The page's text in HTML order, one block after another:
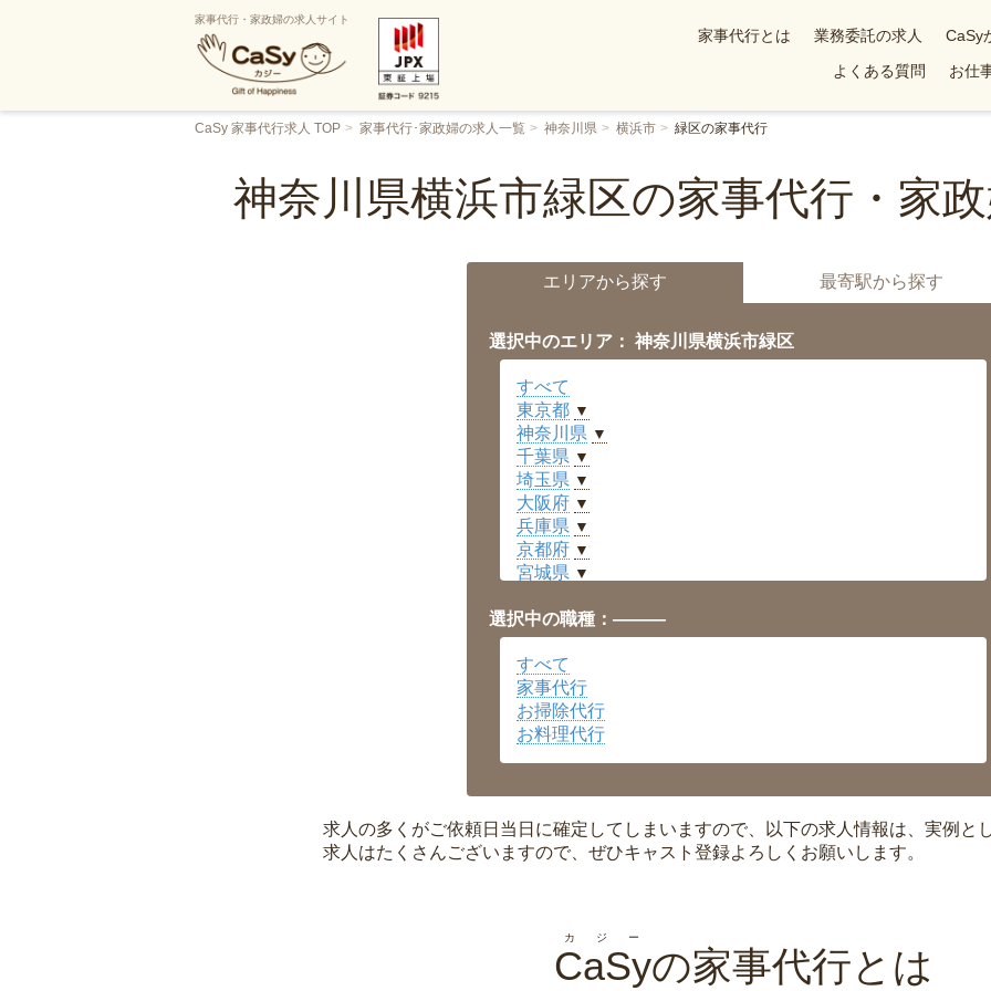
家事代行・家政婦の求人サイト
家事代行とは 業務委託の求人 CaSy
よくある質問
お仕
CaSy 家事代行求人 TOP 家事代行･家政婦の求人一覧 神奈川県 横浜市 緑区の家事代行
神奈川県横浜市緑区の家事代行・家
エリアから探す 最寄駅から探す
選択中のエリア： 神奈川県横浜市緑区
すべて
東京都 ▼
神奈川県 ▼
千葉県 ▼
埼玉県 ▼
大阪府 ▼
兵庫県 ▼
京都府 ▼
宮城県 ▼
福井県 ▼
岡山県 ▼
広島県
沖縄県 ▼
選択中の職種：———
すべて
家事代行
お掃除代行
お料理代行
求人の多くがご依頼日当日に確定してしまいますので、以下の求人情報は、実例と
求人はたくさんございますので、ぜひキャスト登録よろしくお願いします。
CaSy
カジー
の家事代行とは